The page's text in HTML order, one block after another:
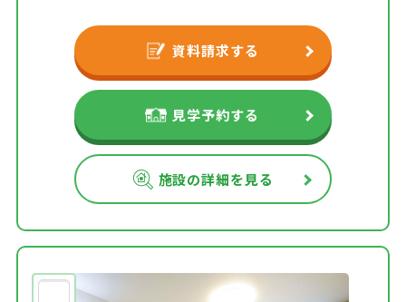
資料請求する
見学予約する
施設の詳細を見る